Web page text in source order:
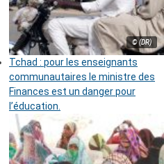
© (DR)
Tchad : pour les enseignants
communautaires le ministre des
Finances est un danger pour
l’éducation.